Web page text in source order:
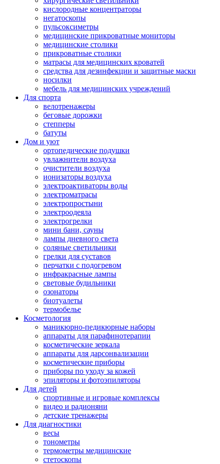
кислородные концентраторы
негатоскопы
пульсоксиметры
медицинские прикроватные мониторы
медицинские столики
прикроватные столики
матрасы для медицинских кроватей
средства для дезинфекции и защитные маски
носилки
мебель для медицинских учреждений
Для спорта
велотренажеры
беговые дорожки
степперы
батуты
Дом и уют
ортопедические подушки
увлажнители воздуха
очистители воздуха
ионизаторы воздуха
электроактиваторы воды
электроматрасы
электропростыни
электроодеяла
электрогрелки
мини бани, сауны
лампы дневного света
соляные светильники
грелки для суставов
перчатки с подогревом
инфракрасные лампы
световые будильники
озонаторы
биотуалеты
термобелье
Косметология
маникюрно-педикюрные наборы
аппараты для парафинотерапии
косметические зеркала
аппараты для дарсонвализации
косметические приборы
приборы по уходу за кожей
эпиляторы и фотоэпиляторы
Для детей
спортивные и игровые комплексы
видео и радионяни
детские тренажеры
Для диагностики
весы
тонометры
термометры медицинские
стетоскопы